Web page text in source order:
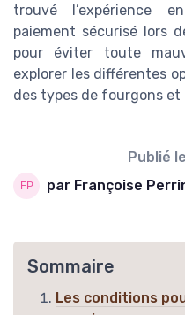
trouvé l’expérience
paiement sécurisé lors
pour éviter toute
explorer les différentes
des types de fourgons
Publié le
par Françoise
Sommaire
Les conditions